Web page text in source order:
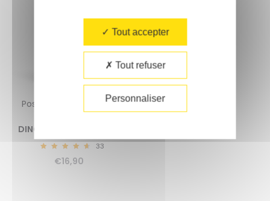
Poster dinosaures + 32
stickers
DINOSAURES (5-12 ANS)
33
€16,90
Tout accepter
Tout refuser
Personnaliser